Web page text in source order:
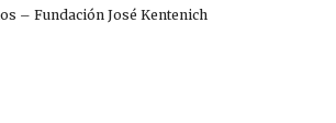
– Fundación José Kentenich